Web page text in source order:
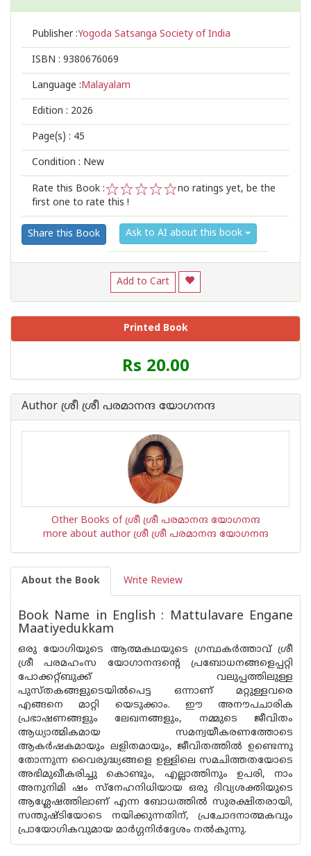
Publisher :Yogoda Satsanga Society of India
ISBN : 9380676069
Language :Malayalam
Edition : 2026
Page(s) : 45
Condition : New
Rate this Book :
2
1
no ratings yet, be the
first one to rate this !
Share this Book Ask to AI about this book
Add to Cart
Printed Book
Price
of
Book
Rs 20.00
Author ശ്രീ ശ്രീ പരമാനന്ദ യോഗനന്ദ
Other Books of ശ്രീ ശ്രീ പരമാനന്ദ യോഗനന്ദ
more about author ശ്രീ ശ്രീ പരമാനന്ദ യോഗനന്ദ
About the Book Write Review
Book Name in English : Mattulavare Engane
Maatiyedukkam
ഒരു യോഗിയുടെ ആത്മകഥയുടെ ഗ്രന്ഥകർത്താവ് ശ്രീ
ശ്രീ പരമഹംസ യോഗാനന്ദന്റെ പ്രബോധനങ്ങളെപ്പറ്റി
പോക്കറ്റ്ബുക്ക് വലുപ്പത്തിലുള്ള
പുസ്‌തകങ്ങളുടെയിൽപെട്ട ഒന്നാണ് മറ്റുള്ളവരെ
എങ്ങനെ മാറ്റി യെടുക്കാം. ഈ അനൗപചാരിക
പ്രഭാഷണങ്ങളും ലേഖനങ്ങളും, നമ്മുടെ ജീവിതം
ആധ്യാത്മികമായ സമന്വയീകരണത്തോടെ
ആകർഷകമായും ലളിതമായും, ജീവിതത്തിൽ ഉണ്ടെന്നു
തോന്നുന്ന വൈരുദ്ധ്യങ്ങളെ ഉള്ളിലെ സമചിത്തതയോടെ
അഭിമുഖീകരിച്ചു കൊണ്ടും, എല്ലാത്തിനും ഉപരി, നാം
അനുനിമി ഷം സ്നേഹനിധിയായ ഒരു ദിവ്യശക്തിയുടെ
ആശ്ലേഷത്തിലാണ് എന്ന ബോധത്തിൽ സുരക്ഷിതരായി,
സന്തുഷ്ടിയോടെ നയിക്കുന്നതിന്, പ്രചോദനാത്മകവും
പ്രായോഗികവുമായ മാർഗ്ഗനിർദ്ദേശം നൽകുന്നു.